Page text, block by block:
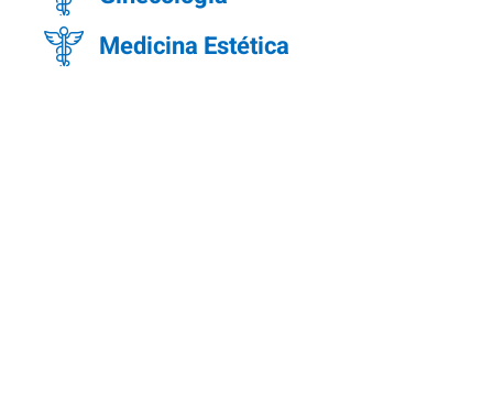
Medicina Estética